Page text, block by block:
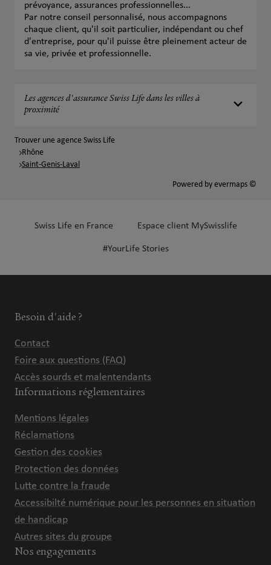
prévoyance, assurances professionnelles...
Par notre conseil personnalisé, nous accompagnons
chaque client, qu'il soit particulier, indépendant ou chef
d'entreprise, pour qu'il puisse être pleinement acteur de
sa vie, privée et professionnelle.
Les agences d'assurance Swiss Life dans les villes à
proximité
Trouver une agence Swiss Life
Rhône
Saint-Genis-Laval
Powered by evermaps ©
Swiss Life en France Espace client MySwisslife
#YourLife Stories
Besoin d'aide ?
Contact
Foire aux questions (FAQ)
Accès sourds et malentendants
Informations réglementaires
Mentions légales
Réclamations
Gestion des cookies
Protection des données
Lutte contre la fraude
Accessibilté numérique pour les personnes en situation
de handicap
Autres sites du groupe
Nos engagements